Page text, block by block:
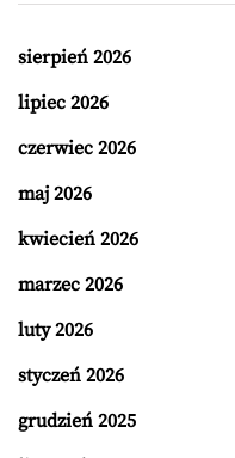
sierpień 2026
lipiec 2026
czerwiec 2026
maj 2026
kwiecień 2026
marzec 2026
luty 2026
styczeń 2026
grudzień 2025